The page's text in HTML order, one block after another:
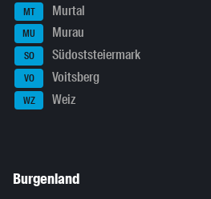
MT Murtal
MU Murau
SO Südoststeiermark
VO Voitsberg
WZ Weiz
Burgenland